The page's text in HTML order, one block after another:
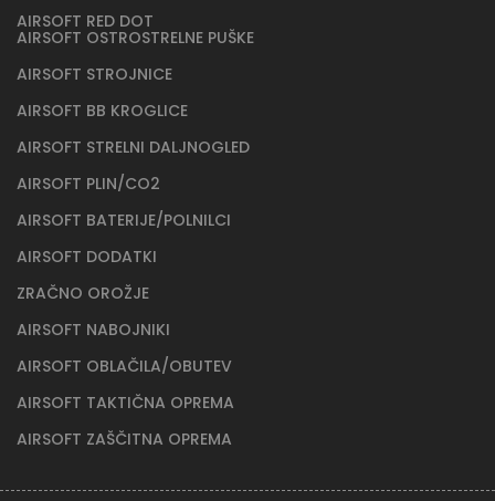
AIRSOFT RED DOT
AIRSOFT OSTROSTRELNE PUŠKE
AIRSOFT STROJNICE
AIRSOFT BB KROGLICE
AIRSOFT STRELNI DALJNOGLED
AIRSOFT PLIN/CO2
AIRSOFT BATERIJE/POLNILCI
AIRSOFT DODATKI
ZRAČNO OROŽJE
AIRSOFT NABOJNIKI
AIRSOFT OBLAČILA/OBUTEV
AIRSOFT TAKTIČNA OPREMA
AIRSOFT ZAŠČITNA OPREMA